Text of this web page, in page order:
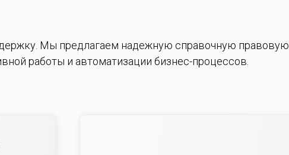
Мы предлагаем надежную справочную правовую
работы и автоматизации бизнес-процессов.